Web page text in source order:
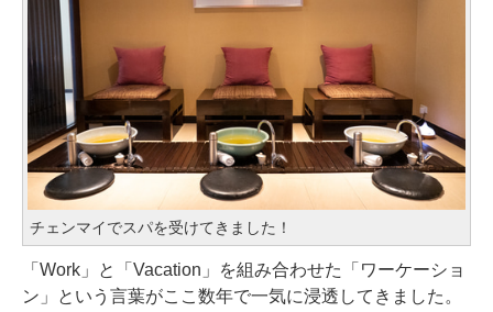
チェンマイでスパを受けてきました！
「Work」と「Vacation」を組み合わせた「ワーケーショ
ン」という言葉がここ数年で一気に浸透してきました。